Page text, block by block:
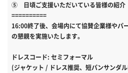
⑤ 日頃ご支援いただいている皆様の紹介
==========
16:00終了後、会場内にて協賛企業様やパ
の懇親を実施いたします。
ドレスコード: セミフォーマル
(ジャケット / ドレス推奨、短パンサンダル